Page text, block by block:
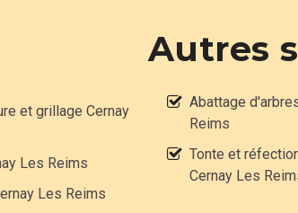
Autres
et grillage Cernay
Les Reims
Les Reims
Abattage
Reims
Tonte et
Cernay Les